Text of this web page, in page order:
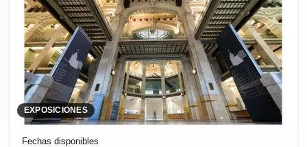
EXPOSICIONES
Fechas disponibles